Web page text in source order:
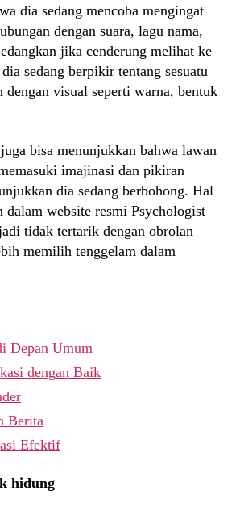
dia sedang mencoba mengingat
dengan suara, lagu nama,
jika cenderung melihat ke
sedang berpikir tentang sesuatu
dengan visual seperti warna, bentuk
bisa menunjukkan bahwa lawan
imajinasi dan pikiran
dia sedang berbohong. Hal
dalam website resmi Psychologist
tidak tertarik dengan obrolan
memilih tenggelam dalam
Depan Umum
dengan Baik
Berita
Efektif
hidung